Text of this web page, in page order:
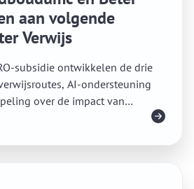
aan volgende
Verwijs
subsidie ontwikkelen de drie
AI-ondersteuning
over de impact van